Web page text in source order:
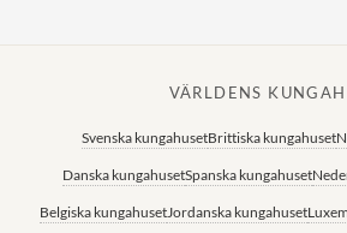
VÄRLDENS
Svenska kungahusetBrittiska kungahuset
Danska kungahusetSpanska kungahuset
Belgiska kungahusetJordanska kungahuset